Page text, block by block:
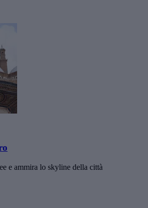
e ammira lo skyline della città